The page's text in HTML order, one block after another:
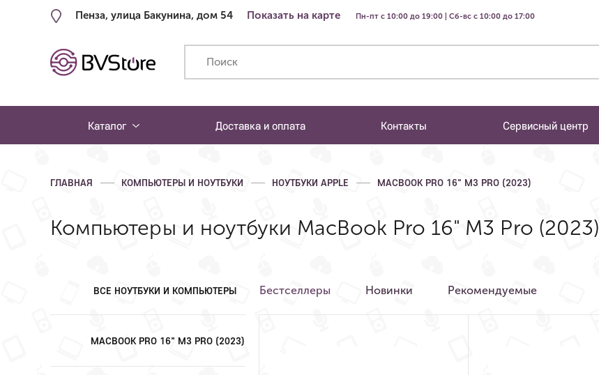
Пенза, улица Бакунина, дом 54 Показать на карте Пн-пт с 10:00 до 19:00 | Сб-вс с 10:00 до 17:00
Каталог Доставка и оплата Контакты Сервисный центр
ГЛАВНАЯ КОМПЬЮТЕРЫ И НОУТБУКИ НОУТБУКИ APPLE MACBOOK PRO 16" M3 PRO (2023)
Компьютеры и ноутбуки MacBook Pro 16" M3 Pro (2023)
ВСЕ НОУТБУКИ И КОМПЬЮТЕРЫ
MACBOOK PRO 16" M3 PRO (2023)
Бестселлеры Новинки Рекомендуемые